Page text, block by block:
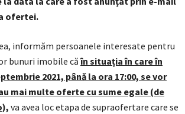
ofertei.
informăm persoanele interesate pentru
bunuri imobile căîn situația în care în
2021, până la ora 17:00, se vor
mai multe oferte cu sume egale (de
va avea loc etapa de supraofertare care se